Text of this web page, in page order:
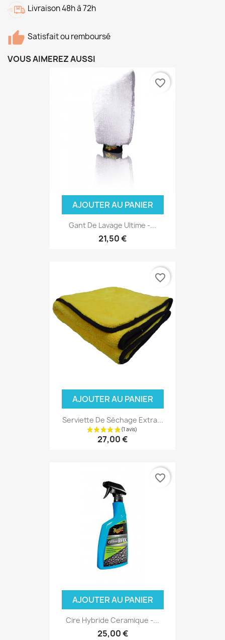
Livraison 48h à 72h
Satisfait ou remboursé
VOUS AIMEREZ AUSSI
AJOUTER AU PANIER
Gant De Lavage Ultime -...
21,50 €
favorite_border
AJOUTER AU PANIER
Serviette De Séchage Extra...
27,00 €
favorite_border
AJOUTER AU PANIER
Cire Hybride Ceramique -...
25,00 €
favorite_border